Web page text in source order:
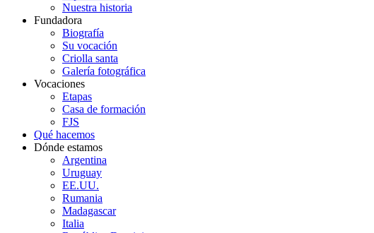
Nuestra historia
Fundadora
Biografía
Su vocación
Criolla santa
Galería fotográfica
Vocaciones
Etapas
Casa de formación
FJS
Qué hacemos
Dónde estamos
Argentina
Uruguay
EE.UU.
Rumania
Madagascar
Italia